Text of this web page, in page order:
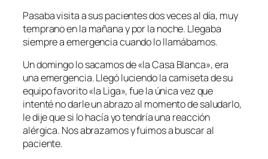
Pasaba visita a sus pacientes dos veces al día, muy
temprano en la mañana y por la noche. Llegaba
siempre a emergencia cuando lo llamábamos.
Un domingo lo sacamos de «la Casa Blanca», era
una emergencia. Llegó luciendo la camiseta de su
equipo favorito «la Liga», fue la única vez que
intenté no darle un abrazo al momento de saludarlo,
le dije que si lo hacía yo tendría una reacción
alérgica. Nos abrazamos y fuimos a buscar al
paciente.